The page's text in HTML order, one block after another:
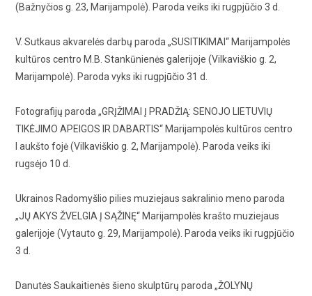
(Bažnyčios g. 23, Marijampolė). Paroda veiks iki rugpjūčio 3 d.
V. Sutkaus akvarelės darbų paroda „SUSITIKIMAI“ Marijampolės
kultūros centro M.B. Stankūnienės galerijoje (Vilkaviškio g. 2,
Marijampolė). Paroda vyks iki rugpjūčio 31 d.
Fotografijų paroda „GRĮŽIMAI Į PRADŽIĄ: SENOJO LIETUVIŲ
TIKĖJIMO APEIGOS IR DABARTIS“ Marijampolės kultūros centro
I aukšto fojė (Vilkaviškio g. 2, Marijampolė). Paroda veiks iki
rugsėjo 10 d.
Ukrainos Radomyšlio pilies muziejaus sakralinio meno paroda
„JŲ AKYS ŽVELGIA Į SĄŽINĘ“ Marijampolės krašto muziejaus
galerijoje (Vytauto g. 29, Marijampolė). Paroda veiks iki rugpjūčio
3 d.
Danutės Saukaitienės šieno skulptūrų paroda „ŽOLYNŲ